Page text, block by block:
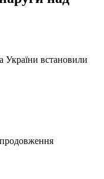
України встановили
продовження